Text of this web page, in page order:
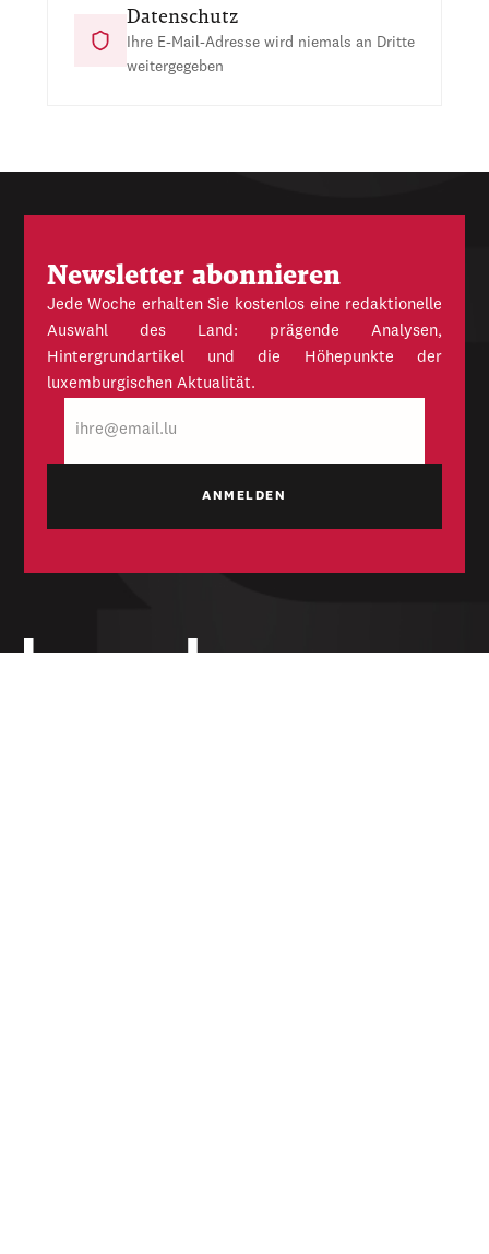
Datenschutz
Ihre E-Mail-Adresse wird niemals an Dritte
weitergegeben
Newsletter abonnieren
Jede Woche erhalten Sie kostenlos eine redaktionelle
Auswahl des Land: prägende Analysen,
Hintergrundartikel und die Höhepunkte der
luxemburgischen Aktualität.
Mail